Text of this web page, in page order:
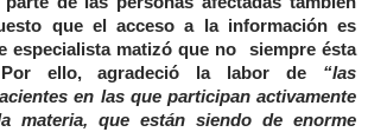
que el acceso a la información es
especialista matizó que no siempre ésta
Por ello, agradeció la labor de “las
en las que participan activamente
materia, que están siendo de enorme